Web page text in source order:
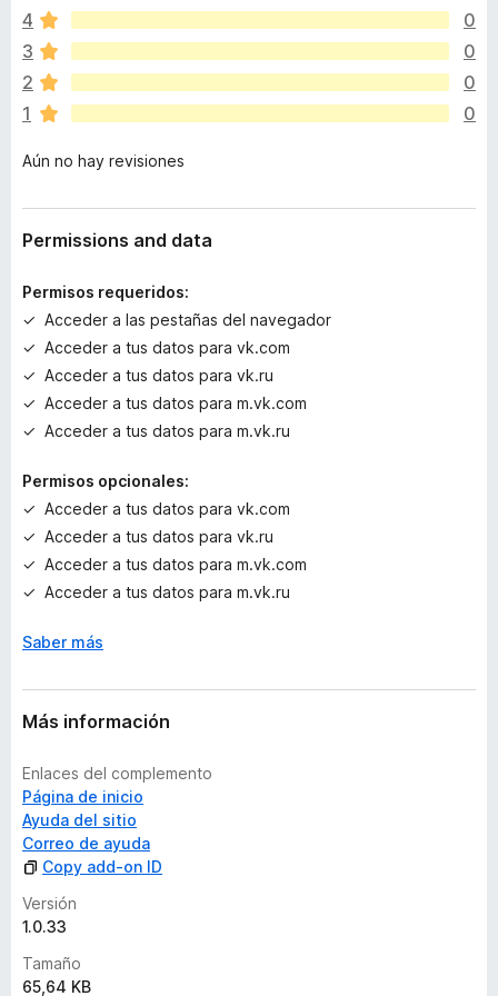
a
v
a
n
h
y
v
l
r
a
c
s
4
0
3
0
2
0
1
0
Aún no hay revisiones
Permissions and data
Permisos requeridos:
Acceder a las pestañas del navegador
Acceder a tus datos para vk.com
Acceder a tus datos para vk.ru
Acceder a tus datos para m.vk.com
Acceder a tus datos para m.vk.ru
Permisos opcionales:
Acceder a tus datos para vk.com
Acceder a tus datos para vk.ru
Acceder a tus datos para m.vk.com
Acceder a tus datos para m.vk.ru
Saber más
Más información
Enlaces del complemento
Página de inicio
Ayuda del sitio
Correo de ayuda
Copy add-on ID
Versión
1.0.33
Tamaño
65,64 KB